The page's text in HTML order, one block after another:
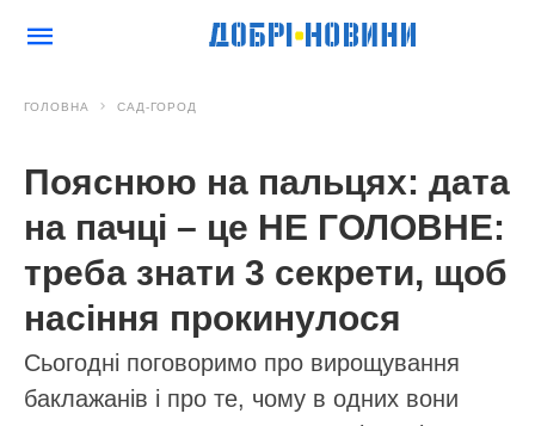
ГОЛОВНА САД-ГОРОД
Пояснюю на пальцях: дата
на пачці – це НЕ ГОЛОВНЕ:
треба знати 3 секрети, щоб
насіння прокинулося
Сьогодні поговоримо про вирощування
баклажанів і про те, чому в одних вони